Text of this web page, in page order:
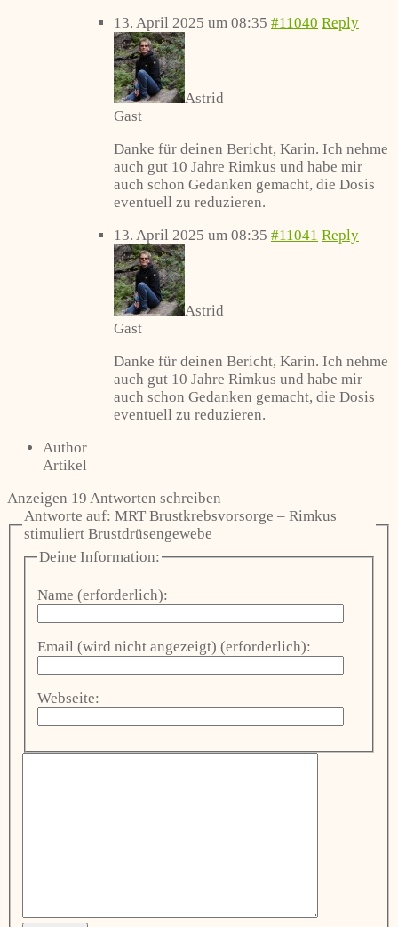
13. April 2025 um 08:35 #11040 Reply
Astrid
Gast
Danke für deinen Bericht, Karin. Ich nehme
auch gut 10 Jahre Rimkus und habe mir
auch schon Gedanken gemacht, die Dosis
eventuell zu reduzieren.
13. April 2025 um 08:35 #11041 Reply
Astrid
Gast
Danke für deinen Bericht, Karin. Ich nehme
auch gut 10 Jahre Rimkus und habe mir
auch schon Gedanken gemacht, die Dosis
eventuell zu reduzieren.
Author
Artikel
Anzeigen 19 Antworten schreiben
Antworte auf: MRT Brustkrebsvorsorge – Rimkus
stimuliert Brustdrüsengewebe
Deine Information:
Name (erforderlich):
Email (wird nicht angezeigt) (erforderlich):
Webseite: